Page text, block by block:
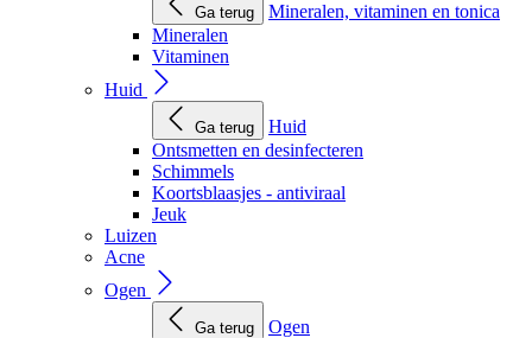
Ga terug
Mineralen, vitaminen en tonica
Mineralen
Vitaminen
Huid
Ga terug
Huid
Ontsmetten en desinfecteren
Schimmels
Koortsblaasjes - antiviraal
Jeuk
Luizen
Acne
Ogen
Ga terug
Ogen